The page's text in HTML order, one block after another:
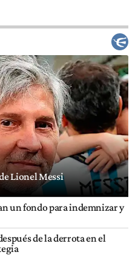
Lionel Messi
un fondo para indemnizar y
de la derrota en el